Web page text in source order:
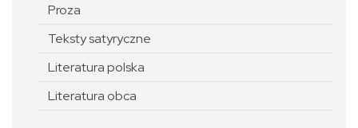
Proza
Teksty satyryczne
Literatura polska
Literatura obca